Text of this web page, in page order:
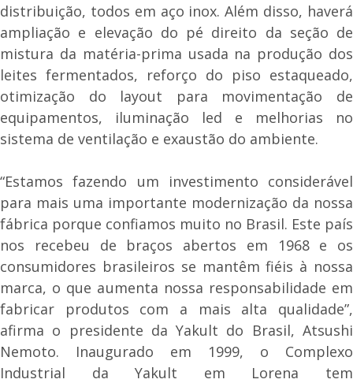
distribuição, todos em aço inox. Além disso, haverá
ampliação e elevação do pé direito da seção de
mistura da matéria-prima usada na produção dos
leites fermentados, reforço do piso estaqueado,
otimização do layout para movimentação de
equipamentos, iluminação led e melhorias no
sistema de ventilação e exaustão do ambiente.
“Estamos fazendo um investimento considerável
para mais uma importante modernização da nossa
fábrica porque confiamos muito no Brasil. Este país
nos recebeu de braços abertos em 1968 e os
consumidores brasileiros se mantêm fiéis à nossa
marca, o que aumenta nossa responsabilidade em
fabricar produtos com a mais alta qualidade”,
afirma o presidente da Yakult do Brasil, Atsushi
Nemoto. Inaugurado em 1999, o Complexo
Industrial da Yakult em Lorena tem